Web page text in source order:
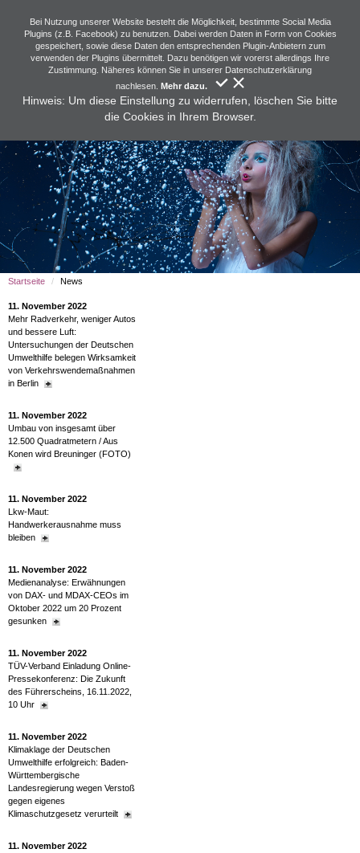
Startseite News
11. November 2022
Mehr Radverkehr, weniger Autos
und bessere Luft:
Untersuchungen der Deutschen
Umwelthilfe belegen Wirksamkeit
von Verkehrswendemaßnahmen
in Berlin
11. November 2022
Umbau von insgesamt über
12.500 Quadratmetern / Aus
Konen wird Breuninger (FOTO)
11. November 2022
Lkw-Maut:
Handwerkerausnahme muss
bleiben
11. November 2022
Medienanalyse: Erwähnungen
von DAX- und MDAX-CEOs im
Oktober 2022 um 20 Prozent
gesunken
11. November 2022
TÜV-Verband Einladung Online-
Pressekonferenz: Die Zukunft
des Führerscheins, 16.11.2022,
10 Uhr
11. November 2022
Klimaklage der Deutschen
Umwelthilfe erfolgreich: Baden-
Württembergische
Landesregierung wegen Verstoß
gegen eigenes
Klimaschutzgesetz verurteilt
11. November 2022
Bei Nutzung unserer Website besteht die Möglichkeit, bestimmte Social Media
Plugins (z.B. Facebook) zu benutzen. Dabei werden Daten in Form von Cookies
gespeichert, sowie diese Daten den entsprechenden Plugin-Anbietern zum
verwenden der Plugins übermittelt. Dazu benötigen wir vorerst allerdings Ihre
Zustimmung. Näheres können Sie in unserer Datenschutzerklärung
nachlesen. Mehr dazu.
Hinweis: Um diese Einstellung zu widerrufen, löschen Sie bitte
die Cookies in Ihrem Browser.